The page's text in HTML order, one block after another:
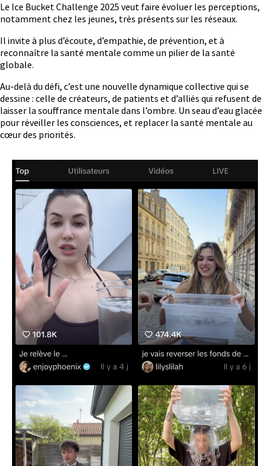
Le Ice Bucket Challenge 2025 veut faire évoluer les perceptions,
notamment chez les jeunes, très présents sur les réseaux.
Il invite à plus d’écoute, d’empathie, de prévention, et à
reconnaître la santé mentale comme un pilier de la santé
globale.
Au-delà du défi, c’est une nouvelle dynamique collective qui se
dessine : celle de créateurs, de patients et d’alliés qui refusent de
laisser la souffrance mentale dans l’ombre. Un seau d’eau glacée
pour réveiller les consciences, et replacer la santé mentale au
cœur des priorités.